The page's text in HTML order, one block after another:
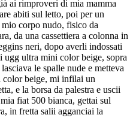
ai rimproveri di mia mamma
abiti sul letto, poi per un
corpo nudo, fisico da
da una cassettiera a colonna in
neri, dopo averli indossati
ultra mini color beige, sopra
le spalle nude e metteva
color beige, mi infilai un
e la borsa da palestra e uscii
fiat 500 bianca, gettai sul
in fretta salii agganciai la